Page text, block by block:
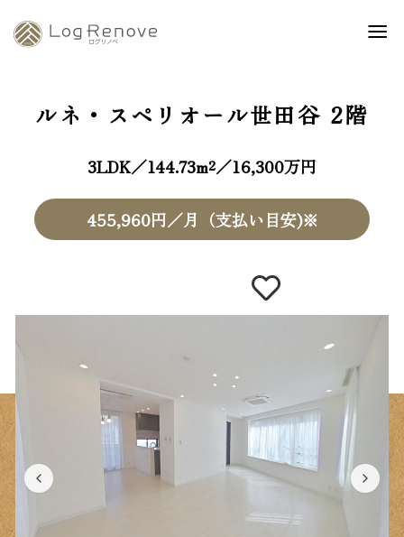
ルネ・スペリオール世田谷 2階
3LDK／144.73m²／16,300万円
455,960円／月（支払い目安)※